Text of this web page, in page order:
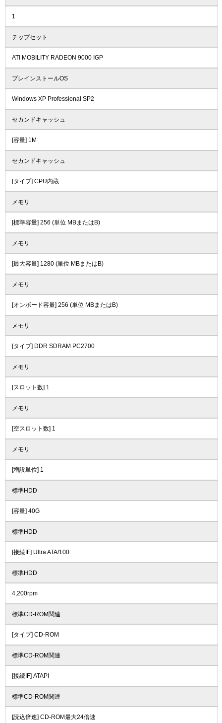
1
チップセット
ATI MOBILITY RADEON 9000 IGP
プレインストールOS
Windows XP Professional SP2
セカンドキャッシュ
[容量] 1M
セカンドキャッシュ
[タイプ] CPU内蔵
メモリ
[標準容量] 256 (単位 MBまたはB)
メモリ
[最大容量] 1280 (単位 MBまたはB)
メモリ
[オンボード容量] 256 (単位 MBまたはB)
メモリ
[タイプ] DDR SDRAM PC2700
メモリ
[スロット数] 1
メモリ
[空スロット数] 1
メモリ
[増設単位] 1
標準HDD
[容量] 40G
標準HDD
[接続IF] Ultra ATA/100
標準HDD
4,200rpm
標準CD-ROM関連
[タイプ] CD-ROM
標準CD-ROM関連
[接続IF] ATAPI
標準CD-ROM関連
[読込倍速] CD-ROM最大24倍速